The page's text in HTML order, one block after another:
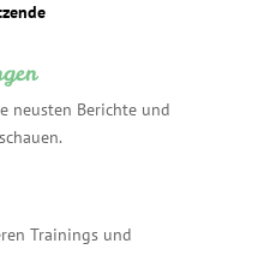
neusten Berichte und
Trainings und